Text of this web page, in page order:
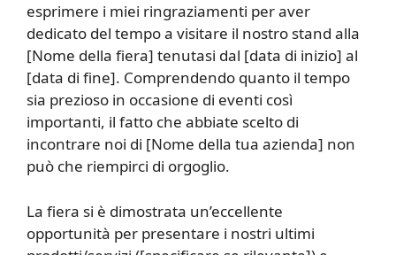
esprimere i miei ringraziamenti per aver
dedicato del tempo a visitare il nostro stand alla
[Nome della fiera] tenutasi dal [data di inizio] al
[data di fine]. Comprendendo quanto il tempo
sia prezioso in occasione di eventi così
importanti, il fatto che abbiate scelto di
incontrare noi di [Nome della tua azienda] non
può che riempirci di orgoglio.
La fiera si è dimostrata un’eccellente
opportunità per presentare i nostri ultimi